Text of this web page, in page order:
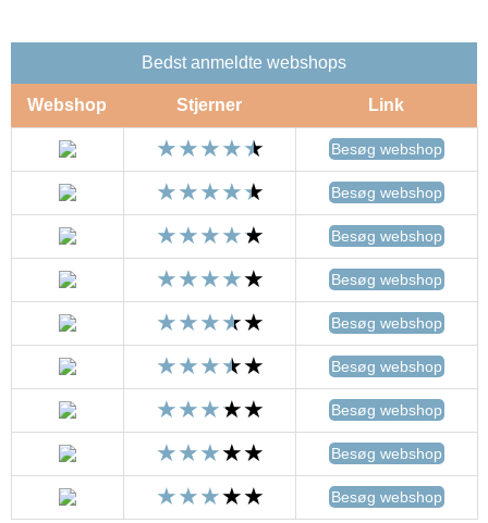
Bedst anmeldte webshops
Webshop Stjerner Link
Besøg webshop
Besøg webshop
Besøg webshop
Besøg webshop
Besøg webshop
Besøg webshop
Besøg webshop
Besøg webshop
Besøg webshop